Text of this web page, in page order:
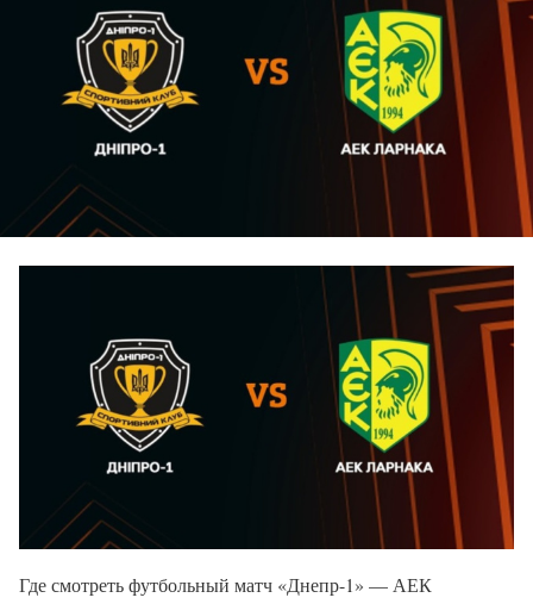
Где смотреть футбольный матч «Днепр-1» — АЕК